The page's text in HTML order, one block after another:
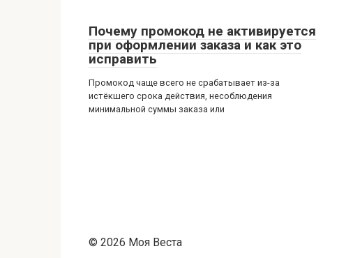
Почему промокод не активируется
при оформлении заказа и как это
исправить
Промокод чаще всего не срабатывает из-за
истёкшего срока действия, несоблюдения
минимальной суммы заказа или
© 2026 Моя Веста